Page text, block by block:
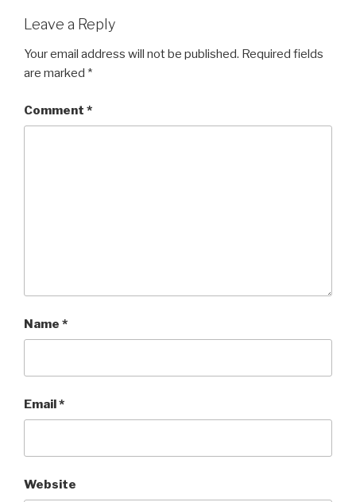
Leave a Reply
Your email address will not be published. Required fields
are marked *
Comment *
Name *
Email*
Website